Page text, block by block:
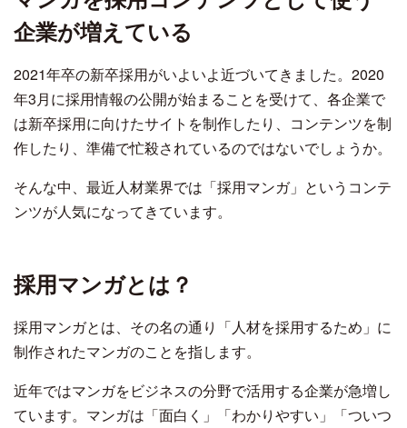
企業が増えている
2021年卒の新卒採用がいよいよ近づいてきました。2020
年3月に採用情報の公開が始まることを受けて、各企業で
は新卒採用に向けたサイトを制作したり、コンテンツを制
作したり、準備で忙殺されているのではないでしょうか。
そんな中、最近人材業界では「採用マンガ」というコンテ
ンツが人気になってきています。
採用マンガとは？
採用マンガとは、その名の通り「人材を採用するため」に
制作されたマンガのことを指します。
近年ではマンガをビジネスの分野で活用する企業が急増し
ています。マンガは「面白く」「わかりやすい」「ついつ